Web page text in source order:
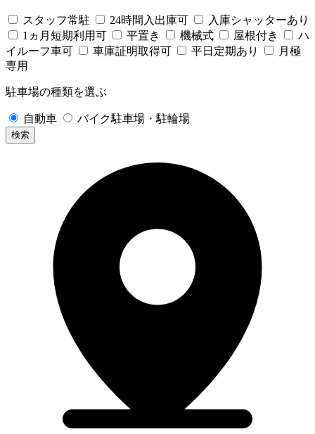
スタッフ常駐 24時間入出庫可
入庫シャッターあり
1ヵ月短期利用可
平置き 機械式 屋根付き
ハ
イルーフ車可
車庫証明取得可 平日定期あり
月極
専用
駐車場の種類を選ぶ
自動車 バイク駐車場・駐輪場
検索